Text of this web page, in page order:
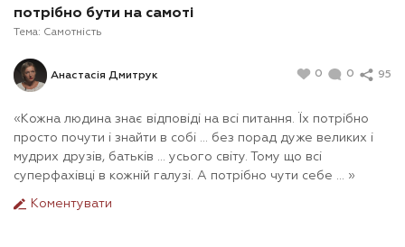
потрібно бути на самоті
Тема: Самотність
Анастасія Дмитрук 0 0 95
«Кожна людина знає відповіді на всі питання. Їх потрібно
просто почути і знайти в собі ... без порад дуже великих і
мудрих друзів, батьків ... усього світу. Тому що всі
суперфахівці в кожній галузі. А потрібно чути себе ... »
Коментувати